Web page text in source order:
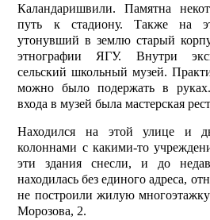
Каландаришвили. Памятна
путь к стадиону. Также на
утонувший в землю старый
этнографии ЯГУ. Внутри
сельский школьный музей.
можно было подержать в
входа в музей была мастерская
Находился на этой улице и
колоннами с какими-то
эти здания снесли, и до
находилась без единого адреса,
не построили жилую
Морозова, 2.